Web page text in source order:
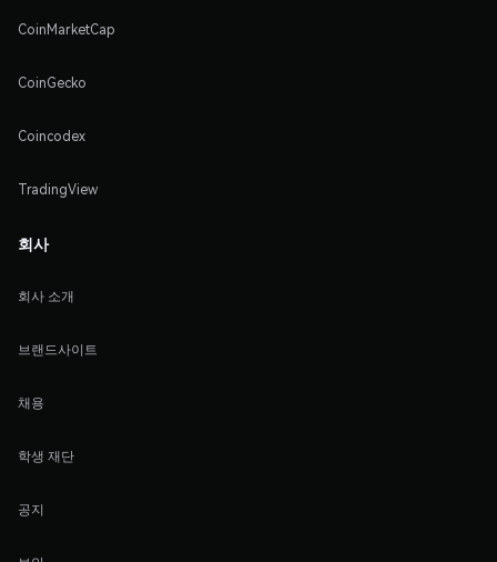
CoinMarketCap
CoinGecko
Coincodex
TradingView
회사
회사 소개
브랜드사이트
채용
학생 재단
공지